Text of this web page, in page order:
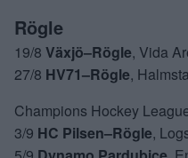
Rögle
19/8 Växjö–Rögle, Vida
27/8 HV71–Rögle,
Champions Hockey
3/9 HC Pilsen–Rögle,